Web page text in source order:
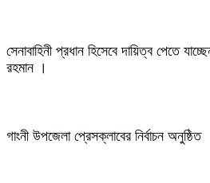
সেনাবাহিনী প্রধান হিসেবে দায়িত্ব পেতে
রহমান ।
গাংনী উপজেলা প্রেসক্লাবের নির্বাচন অনুষ্ঠিত